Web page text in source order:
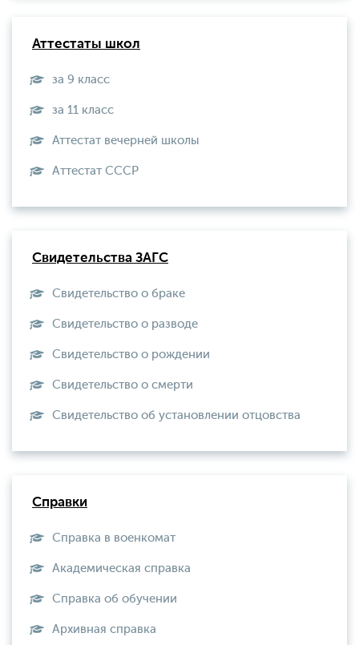
Аттестаты школ
за 9 класс
за 11 класс
Аттестат вечерней школы
Aттестат СССР
Свидетельства ЗАГС
Свидетельство о браке
Свидетельство о разводе
Свидетельство о рождении
Свидетельство о смерти
Свидетельство об установлении отцовства
Справки
Справка в военкомат
Академическая справка
Справка об обучении
Архивная справка